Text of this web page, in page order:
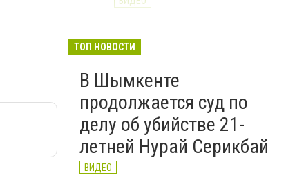
начала подготовку к
2026–2027
ВИДЕО
4 августа
ТОП НОВОСТИ
В Шымкенте
продолжается суд по
делу об убийстве 21-
летней Нурай Серикбай
ВИДЕО